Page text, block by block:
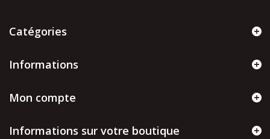
Catégories
Informations
Mon compte
Informations sur votre boutique